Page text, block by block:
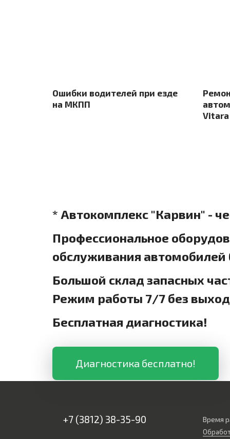
Ошибки водителей при езде
на МКПП
Vitara
* Автокомплекс "Карвин" -
Профессиональное
обслуживания автомобилей
Большой склад запасных
Режим работы 7/7 без
Бесплатная диагностика!
Диагностика бесплатно!
+7 (3812) 38-35-90 Время